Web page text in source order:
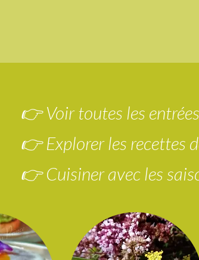
👉 Voir toutes les entrées
👉 Explorer les recettes
👉 Cuisiner avec les